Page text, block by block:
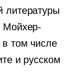
литературы
Мойхер-
том числе
и русском